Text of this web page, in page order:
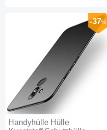
Handyhülle Hülle
-37%